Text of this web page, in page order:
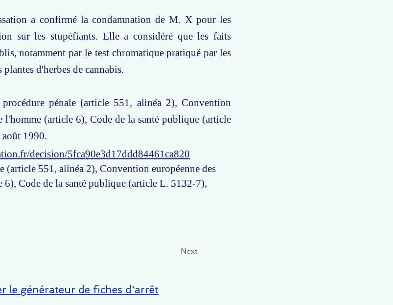
a confirmé la condamnation de M. X pour les
sur les stupéfiants. Elle a considéré que les faits
notamment par le test chromatique pratiqué par les
plantes d'herbes de cannabis.
pénale (article 551, alinéa 2), Convention
l'homme (article 6), Code de la santé publique (article
1990.
decision/5fca90e3d17ddd84461ca820
(article 551, alinéa 2), Convention européenne des
Code de la santé publique (article L. 5132-7),
Next
le générateur de fiches d'arrêt